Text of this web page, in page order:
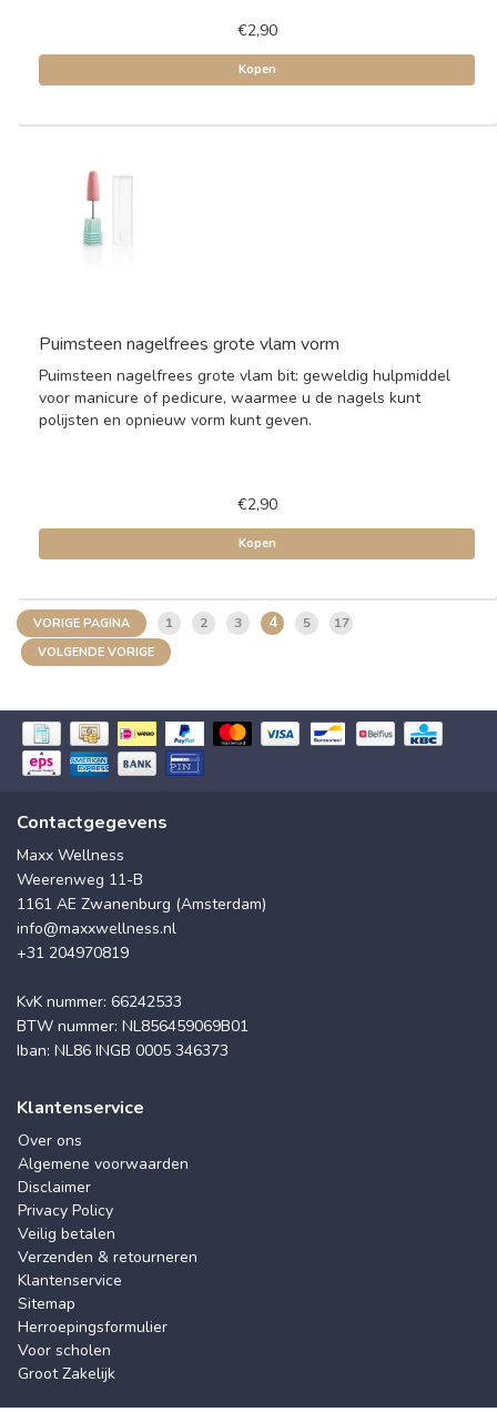
€2,90
Kopen
Puimsteen nagelfrees grote vlam vorm
Puimsteen nagelfrees grote vlam bit: geweldig hulpmiddel
voor manicure of pedicure, waarmee u de nagels kunt
polijsten en opnieuw vorm kunt geven.
€2,90
Kopen
VORIGE PAGINA 1 2 3 4 5 17
VOLGENDE VORIGE
Contactgegevens
Maxx Wellness
Weerenweg 11-B
1161 AE Zwanenburg (Amsterdam)
info@maxxwellness.nl
+31 204970819
KvK nummer: 66242533
BTW nummer: NL856459069B01
Iban: NL86 INGB 0005 346373
Klantenservice
Over ons
Algemene voorwaarden
Disclaimer
Privacy Policy
Veilig betalen
Verzenden & retourneren
Klantenservice
Sitemap
Herroepingsformulier
Voor scholen
Groot Zakelijk